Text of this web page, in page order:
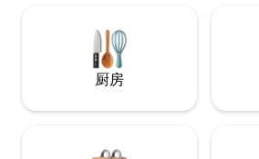
shopping mall, Chaweng Beach, the
airport, and the pier are just a 5-minute
drive away. Cafés, laundry services,
currency exchange, and motorbike
rentals are nearby
厨房